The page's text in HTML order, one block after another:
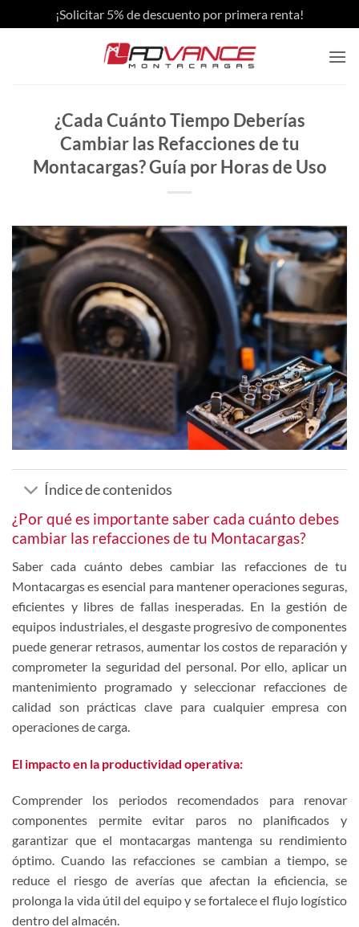
to
¡Solicitar 5% de descuento por primera renta!
¿Cada Cuánto Tiempo Deberías
Cambiar las Refacciones de tu
Montacargas? Guía por Horas de Uso
Índice de contenidos
¿Por qué es importante saber cada cuánto debes
cambiar las refacciones de tu Montacargas?
Saber cada cuánto debes cambiar las refacciones de tu
Montacargases esencial para mantener operaciones seguras,
eficientes y libres de fallas inesperadas. En la gestión de
equipos industriales, el desgaste progresivo de componentes
puede generar retrasos, aumentar los costos de reparación y
comprometer la seguridad del personal. Por ello, aplicar un
mantenimiento programado y seleccionar refacciones de
calidad son prácticas clave para cualquier empresa con
operaciones de carga.
El impacto en la productividad operativa:
Comprender los periodos recomendados para renovar
componentes permite evitar paros no planificados y
garantizar que el montacargas mantenga su rendimiento
óptimo. Cuando las refacciones se cambian a tiempo, se
reduce el riesgo de averías que afectan la eficiencia, se
prolonga la vida útil del equipo y se fortalece el flujo logístico
dentro del almacén.